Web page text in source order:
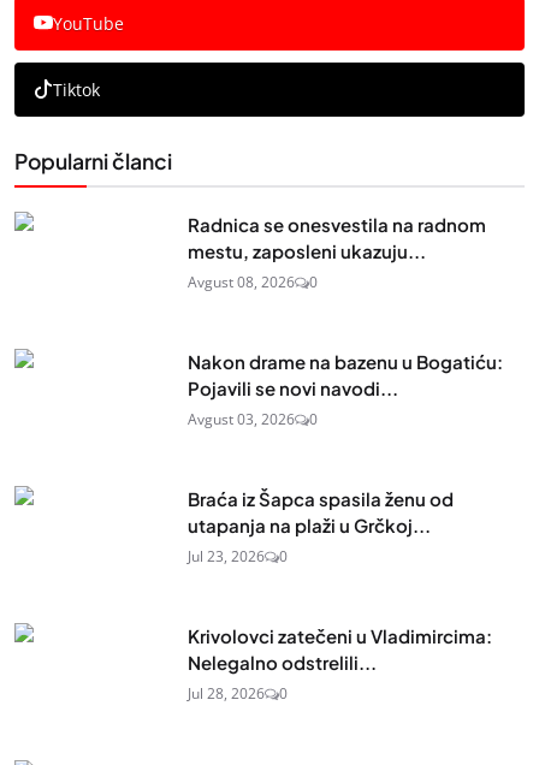
YouTube
Tiktok
Popularni članci
Radnica se onesvestila na radnom
mestu, zaposleni ukazuju...
Avgust 08, 2026 0
Nakon drame na bazenu u Bogatiću:
Pojavili se novi navodi...
Avgust 03, 2026 0
Braća iz Šapca spasila ženu od
utapanja na plaži u Grčkoj...
Jul 23, 2026 0
Krivolovci zatečeni u Vladimircima:
Nelegalno odstrelili...
Jul 28, 2026 0